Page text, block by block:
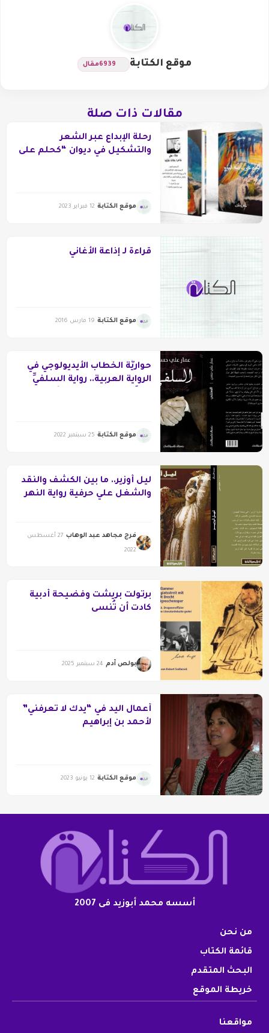
موقع الكتابة 6939مقال
مقالات ذات صلة
رحلة الإبداع عبر الشعر
والتشكيل في ديوان “كحلم على
موقع الكتابة 12 فبراير 2023
قراءة لـ إذاعة الأغاني
موقع الكتابة 19 مارس 2016
حواريَّة الخطاب الأيديولوجي في
الرواية العربية.. رواية السلفيِّ
موقع الكتابة 25 سبتمبر 2022
ليل أوزير.. ما بين الكشف والنقد
والشغل علي حرفية رواية النهر
فرج مجاهد عبد الوهاب 27 أغسطس
2022
برتولت بريشت وفضيحة أدبية
كادت أن تُنسى
بولص آدم 24 سبتمبر 2025
أعمال اليد في “يدك لا تعرفني”
لأحمد بن إبراهيم
موقع الكتابة 12 يونيو 2023
أسسه محمد أبوزيد فى 2007
من نحن
قائمة الكتاب
البحث المتقدم
خريطة الموقع
مواقعنا